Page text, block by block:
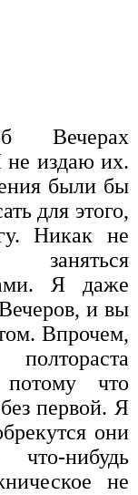
Вечерах
издаю их.
были бы
для этого,
Никак не
Я даже
и вы
Впрочем,
что
первой. Я
они
что-нибудь
не